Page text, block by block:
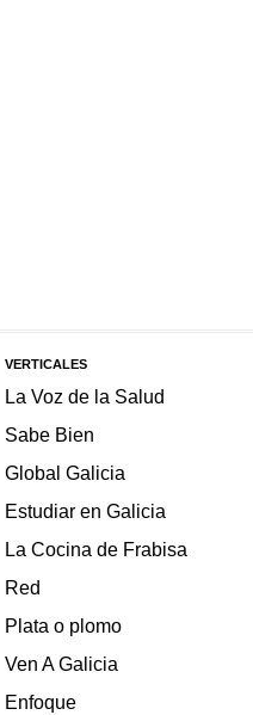
VERTICALES
La Voz de la Salud
Sabe Bien
Global Galicia
Estudiar en Galicia
La Cocina de Frabisa
Red
Plata o plomo
Ven A Galicia
Enfoque